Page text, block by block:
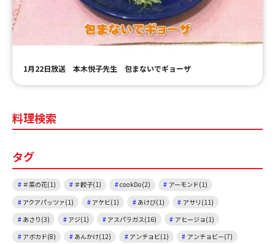
ＹＢＣオンデマンド
1月22日放送 本木悦子先生 包まないでギョーザ
料理検索
タグ
＃菜の花(1) ＃餃子(1) cookDo(2)
アーモンド(1)
アクアパッツァ(1)
アケビ(1) あけび(1)
アサリ(11)
あさり(3)
アジ(1) アスパラガス(16)
アヒージョ(1)
アボカド(8)
あんかけ(12) アンチョビ(1)
アンチョビー(7)